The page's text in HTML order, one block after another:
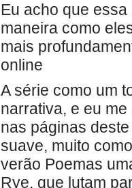
Eu acho que
maneira como
mais
online
A série como um
narrativa, e eu
nas páginas
suave, muito
verão Poemas
Rye, que lutam